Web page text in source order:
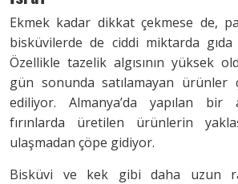
Ekmek kadar dikkat çekmese de,
bisküvilerde de ciddi miktarda gıda
Özellikle tazelik algısının yüksek
gün sonunda satılamayan ürünler
ediliyor. Almanya’da yapılan bir
fırınlarda üretilen ürünlerin
ulaşmadan çöpe gidiyor.
Bisküvi ve kek gibi daha uzun